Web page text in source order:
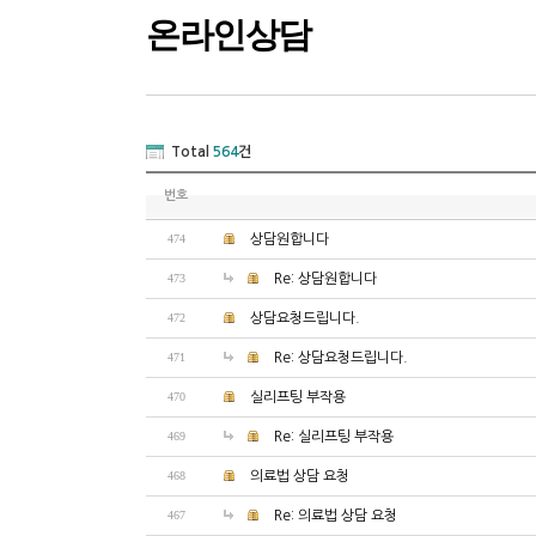
온라인상담
Total 564건
번호
474 상담원합니다
473 Re: 상담원합니다
472 상담요청드립니다.
471 Re: 상담요청드립니다.
470 실리프팅 부작용
469 Re: 실리프팅 부작용
468 의료법 상담 요청
467 Re: 의료법 상담 요청